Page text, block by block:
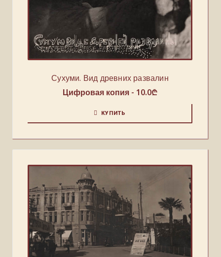
Сухуми. Вид древних развалин
Цифровая копия - 10.0₾
КУПИТЬ